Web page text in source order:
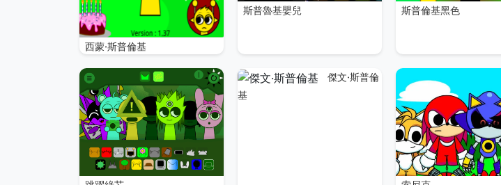
西蒙·斯普倫基
斯普魯基嬰兒 斯普倫基黑色
傑文·斯普倫
基